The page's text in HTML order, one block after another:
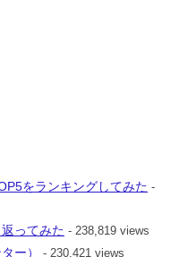
をランキングしてみた -
ってみた - 238,819 views
ー） - 230,421 views